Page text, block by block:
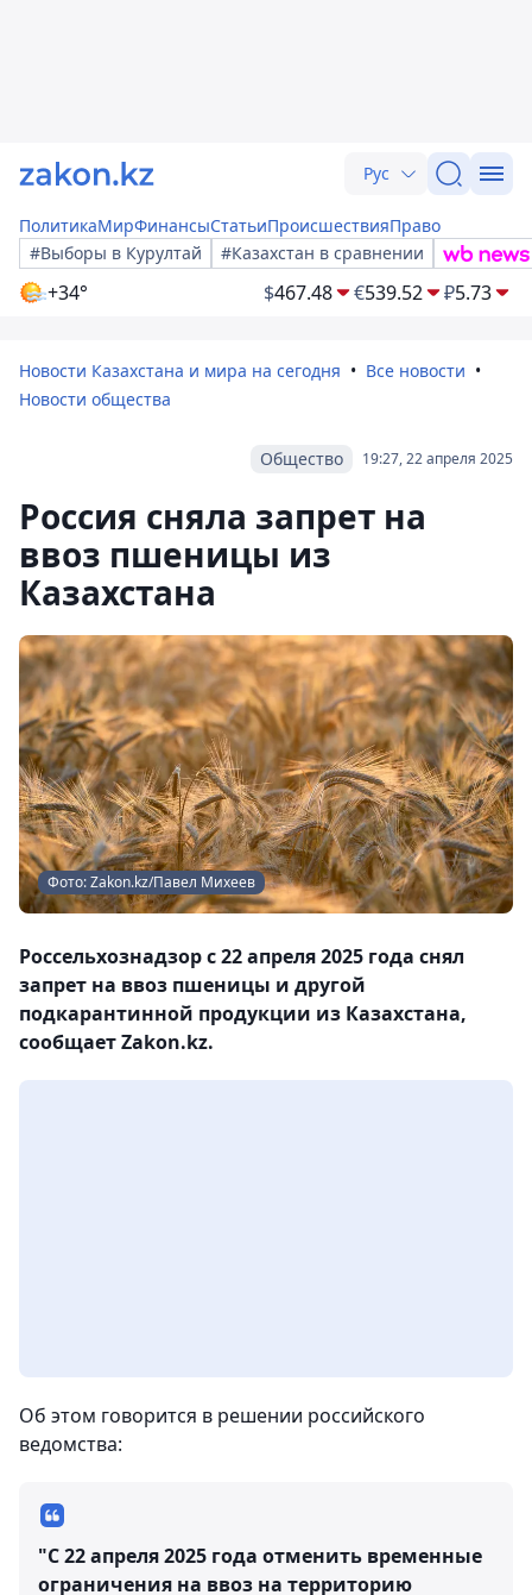
Рус
ПолитикаМирФинансыСтатьиПроисшествияПраво
#Выборы в Курултай
#Казахстан в сравнении
+34° $467.48 €539.52 ₽5.73
Новости Казахстана и мира на сегодня
Все новости
Новости общества
19:27, 22 апреля 2025
Общество
Россия сняла запрет на
ввоз пшеницы из
Казахстана
Фото: Zakon.kz/Павел Михеев
Россельхознадзор с 22 апреля 2025 года снял
запрет на ввоз пшеницы и другой
подкарантинной продукции из Казахстана,
сообщает Zakon.kz.
Об этом говорится в решении российского
ведомства:
"С 22 апреля 2025 года отменить временные
ограничения на ввоз на территорию